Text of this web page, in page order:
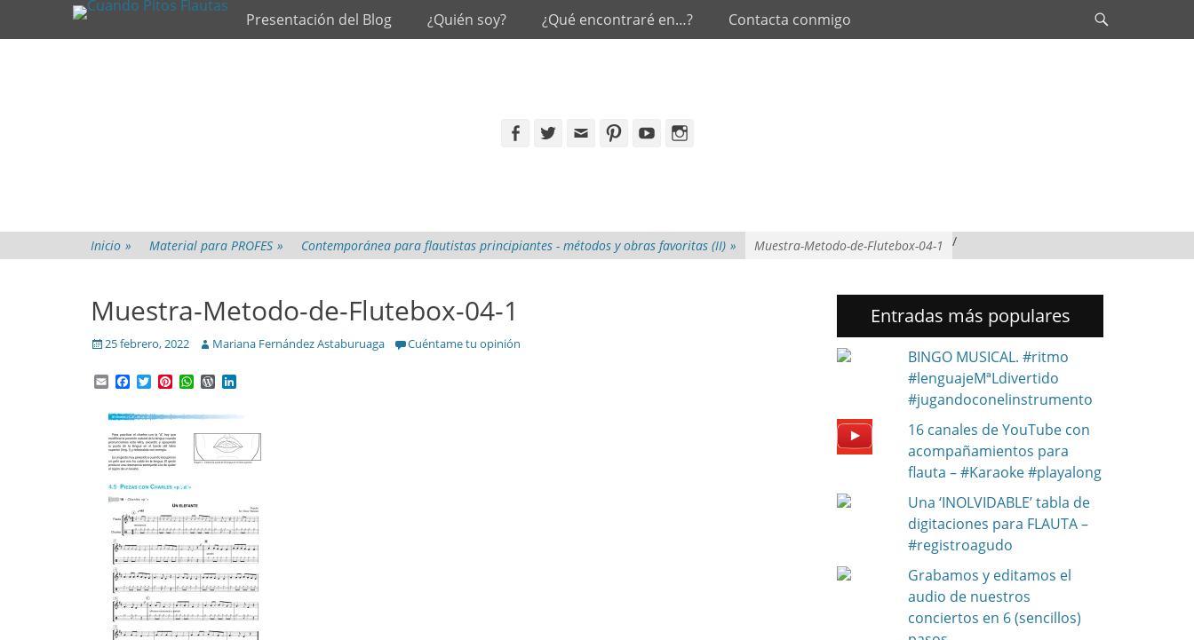
Skip
Primary MenuPresentación del Blog ¿Quién soy? ¿Qué encontraré en…? Contacta conmigo
Facebook
Twitter EmailPinterestYouTubeInstagram
Inicio » Material para PROFES » /
Contemporánea para flautistas principiantes - métodos y obras favoritas (II) » Muestra-Metodo-de-Flutebox-04-1
Muestra-Metodo-de-Flutebox-04-1
Posted
25 febrero, 2022 Author
Mariana Fernández Astaburuaga Cuéntame tu opinión
EmailFacebook
TwitterPinterest
WhatsApp
WordPress
Entradas más populares
BINGO MUSICAL. #ritmo
#lenguajeMªLdivertido
#jugandoconelinstrumento
16 canales de YouTube con
acompañamientos para
flauta – #Karaoke #playalong
Una ‘INOLVIDABLE’ tabla de
digitaciones para FLAUTA –
#registroagudo
Grabamos y editamos el
audio de nuestros
conciertos en 6 (sencillos)